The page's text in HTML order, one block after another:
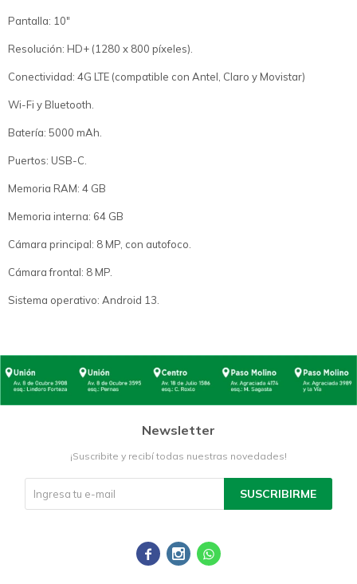
Pantalla: 10"
Resolución: HD+ (1280 x 800 píxeles).
Conectividad: 4G LTE (compatible con Antel, Claro y Movistar)
Wi-Fi y Bluetooth.
Batería: 5000 mAh.
Puertos: USB-C.
Memoria RAM: 4 GB
Memoria interna: 64 GB
Cámara principal: 8 MP, con autofoco.
Cámara frontal: 8 MP.
Sistema operativo: Android 13.
Newsletter
¡Suscribite y recibí todas nuestras novedades!
SUSCRIBIRME
  